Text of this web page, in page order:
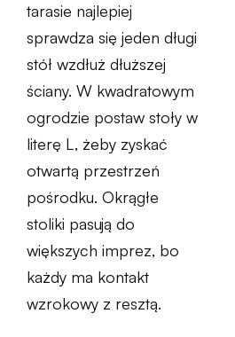
tarasie najlepiej
sprawdza się jeden długi
stół wzdłuż dłuższej
ściany. W kwadratowym
ogrodzie postaw stoły w
literę L, żeby zyskać
otwartą przestrzeń
pośrodku. Okrągłe
stoliki pasują do
większych imprez, bo
każdy ma kontakt
wzrokowy z resztą.